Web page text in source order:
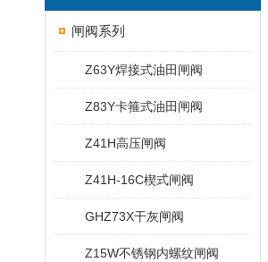
闸阀系列
Z63Y焊接式油田闸阀
Z83Y卡箍式油田闸阀
Z41H高压闸阀
Z41H-16C楔式闸阀
GHZ73X干灰闸阀
Z15W不锈钢内螺纹闸阀